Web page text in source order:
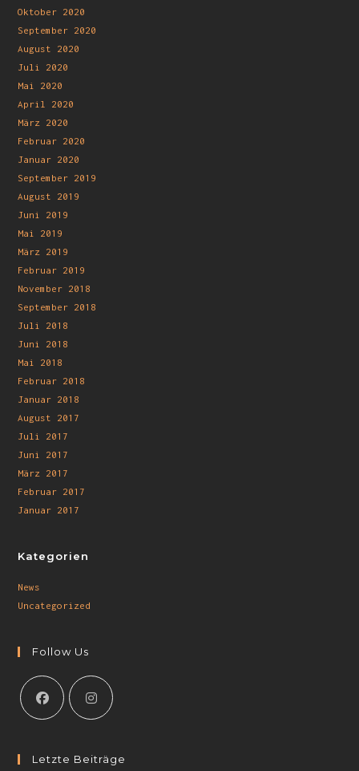
Oktober 2020
September 2020
August 2020
Juli 2020
Mai 2020
April 2020
März 2020
Februar 2020
Januar 2020
September 2019
August 2019
Juni 2019
Mai 2019
März 2019
Februar 2019
November 2018
September 2018
Juli 2018
Juni 2018
Mai 2018
Februar 2018
Januar 2018
August 2017
Juli 2017
Juni 2017
März 2017
Februar 2017
Januar 2017
Kategorien
News
Uncategorized
Follow Us
Letzte Beiträge